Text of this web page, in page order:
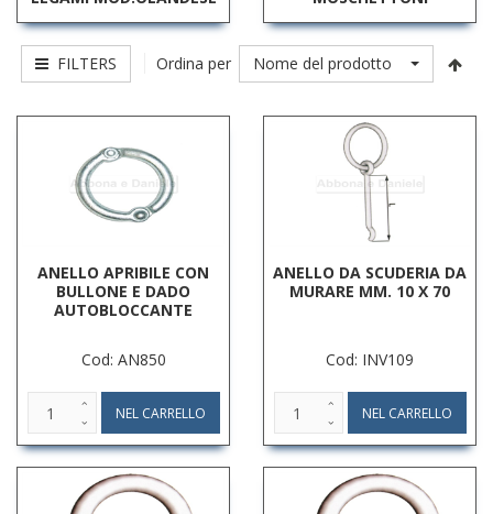
FILTERS Ordina per Nome del prodotto
ANELLO APRIBILE CON
BULLONE E DADO
AUTOBLOCCANTE
Cod: AN850
ANELLO DA SCUDERIA DA
MURARE MM. 10 X 70
Cod: INV109